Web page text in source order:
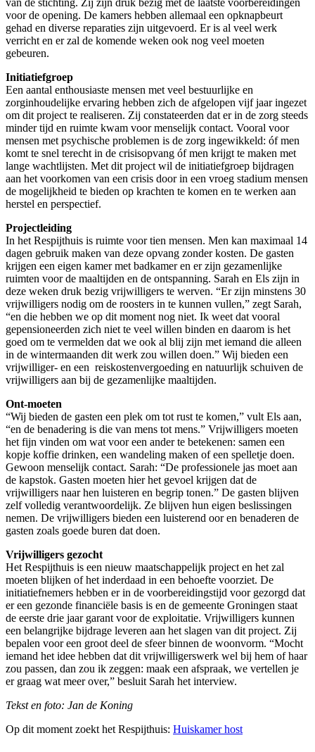
van de stichting. Zij zijn druk bezig met de laatste voorbereidingen
voor de opening. De kamers hebben allemaal een opknapbeurt
gehad en diverse reparaties zijn uitgevoerd. Er is al veel werk
verricht en er zal de komende weken ook nog veel moeten
gebeuren.
Initiatiefgroep
Een aantal enthousiaste mensen met veel bestuurlijke en
zorginhoudelijke ervaring hebben zich de afgelopen vijf jaar ingezet
om dit project te realiseren. Zij constateerden dat er in de zorg steeds
minder tijd en ruimte kwam voor menselijk contact. Vooral voor
mensen met psychische problemen is de zorg ingewikkeld: óf men
komt te snel terecht in de crisisopvang óf men krijgt te maken met
lange wachtlijsten. Met dit project wil de initiatiefgroep bijdragen
aan het voorkomen van een crisis door in een vroeg stadium mensen
de mogelijkheid te bieden op krachten te komen en te werken aan
herstel en perspectief.
Projectleiding
In het Respijthuis is ruimte voor tien mensen. Men kan maximaal 14
dagen gebruik maken van deze opvang zonder kosten. De gasten
krijgen een eigen kamer met badkamer en er zijn gezamenlijke
ruimten voor de maaltijden en de ontspanning. Sarah en Els zijn in
deze weken druk bezig vrijwilligers te werven. “Er zijn minstens 30
vrijwilligers nodig om de roosters in te kunnen vullen,” zegt Sarah,
“en die hebben we op dit moment nog niet. Ik weet dat vooral
gepensioneerden zich niet te veel willen binden en daarom is het
goed om te vermelden dat we ook al blij zijn met iemand die alleen
in de wintermaanden dit werk zou willen doen.” Wij bieden een
vrijwilliger- en een reiskostenvergoeding en natuurlijk schuiven de
vrijwilligers aan bij de gezamenlijke maaltijden.
Ont-moeten
“Wij bieden de gasten een plek om tot rust te komen,” vult Els aan,
“en de benadering is die van mens tot mens.” Vrijwilligers moeten
het fijn vinden om wat voor een ander te betekenen: samen een
kopje koffie drinken, een wandeling maken of een spelletje doen.
Gewoon menselijk contact. Sarah: “De professionele jas moet aan
de kapstok. Gasten moeten hier het gevoel krijgen dat de
vrijwilligers naar hen luisteren en begrip tonen.” De gasten blijven
zelf volledig verantwoordelijk. Ze blijven hun eigen beslissingen
nemen. De vrijwilligers bieden een luisterend oor en benaderen de
gasten zoals goede buren dat doen.
Vrijwilligers gezocht
Het Respijthuis is een nieuw maatschappelijk project en het zal
moeten blijken of het inderdaad in een behoefte voorziet. De
initiatiefnemers hebben er in de voorbereidingstijd voor gezorgd dat
er een gezonde financiële basis is en de gemeente Groningen staat
de eerste drie jaar garant voor de exploitatie. Vrijwilligers kunnen
een belangrijke bijdrage leveren aan het slagen van dit project. Zij
bepalen voor een groot deel de sfeer binnen de woonvorm. “Mocht
iemand het idee hebben dat dit vrijwilligerswerk wel bij hem of haar
zou passen, dan zou ik zeggen: maak een afspraak, we vertellen je
er graag wat meer over,” besluit Sarah het interview.
Tekst en foto: Jan de Koning
Op dit moment zoekt het Respijthuis: Huiskamer host